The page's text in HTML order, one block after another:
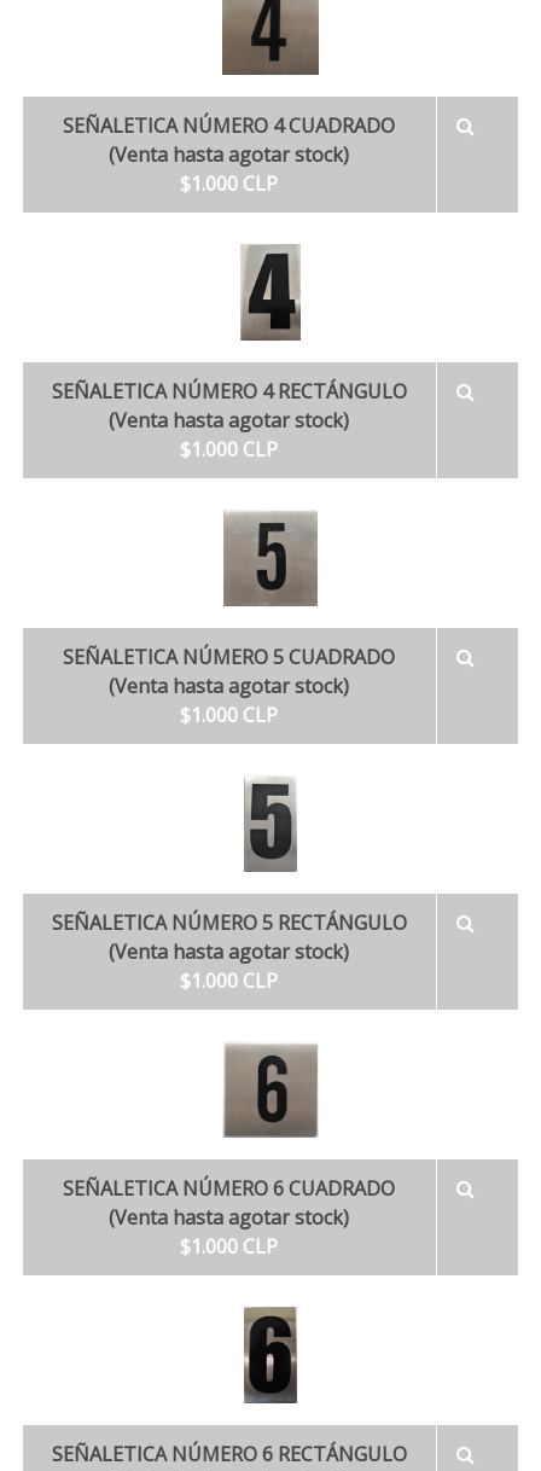
SEÑALETICA NÚMERO 4 CUADRADO
(Venta hasta agotar stock)
$1.000 CLP
SEÑALETICA NÚMERO 4 RECTÁNGULO
(Venta hasta agotar stock)
$1.000 CLP
SEÑALETICA NÚMERO 5 CUADRADO
(Venta hasta agotar stock)
$1.000 CLP
SEÑALETICA NÚMERO 5 RECTÁNGULO
(Venta hasta agotar stock)
$1.000 CLP
SEÑALETICA NÚMERO 6 CUADRADO
(Venta hasta agotar stock)
$1.000 CLP
SEÑALETICA NÚMERO 6 RECTÁNGULO